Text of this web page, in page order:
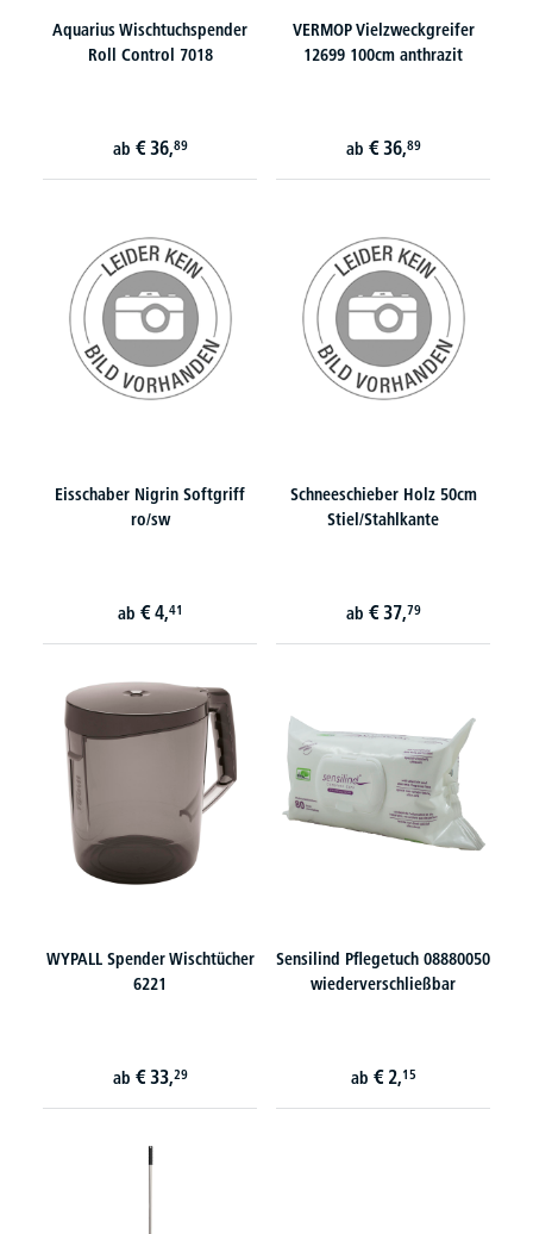
Aquarius Wischtuchspender
Roll Control 7018
ab € 36,89
VERMOP Vielzweckgreifer
12699 100cm anthrazit
ab € 36,89
Eisschaber Nigrin Softgriff
ro/sw
ab € 4,41
Schneeschieber Holz 50cm
Stiel/Stahlkante
ab € 37,79
WYPALL Spender Wischtücher
6221
ab € 33,29
Sensilind Pflegetuch 08880050
wiederverschließbar
ab € 2,15